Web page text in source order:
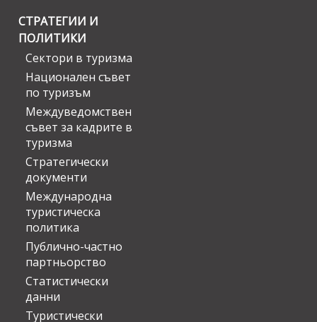
СТРАТЕГИИ И
ПОЛИТИКИ
Сектори в туризма
Национален съвет
по туризъм
Междуведомствен
съвет за кадрите в
туризма
Стратегически
документи
Международна
туристическа
политика
Публично-частно
партньорство
Статистически
данни
Туристически